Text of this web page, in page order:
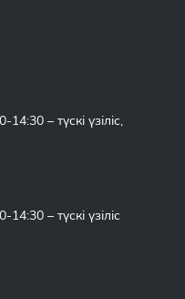
– түскі үзіліс,
– түскі үзіліс